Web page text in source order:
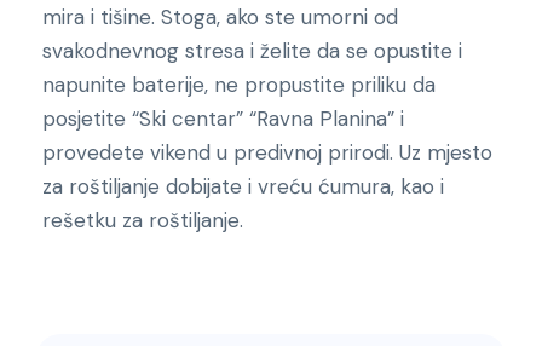
mira i tišine. Stoga, ako ste umorni od
svakodnevnog stresa i želite da se opustite i
napunite baterije, ne propustite priliku da
posjetite “Ski centar” “Ravna Planina” i
provedete vikend u predivnoj prirodi. Uz mjesto
za roštiljanje dobijate i vreću ćumura, kao i
rešetku za roštiljanje.